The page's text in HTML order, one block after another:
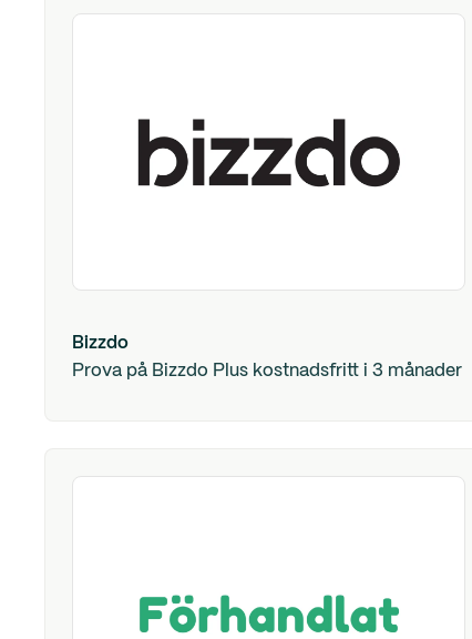
Bizzdo
Prova på Bizzdo Plus kostnadsfritt i 3 månader